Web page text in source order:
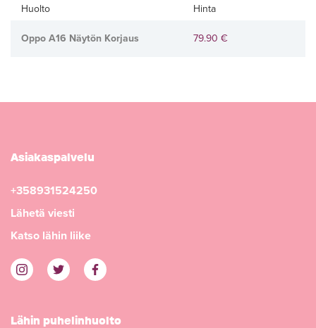
Huolto Hinta
Oppo A16 Näytön Korjaus 79.90 €
Asiakaspalvelu
+358931524250
Lähetä viesti
Katso lähin liike
Lähin puhelinhuolto